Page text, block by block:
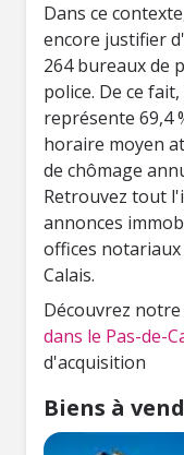
Dans ce
encore justifier
264 bureaux de
police. De ce
représente 69,4
horaire moyen
de chômage
Retrouvez tout
annonces
offices
Calais.
Découvrez
dans le Pas-de-
d'acquisition
Biens à